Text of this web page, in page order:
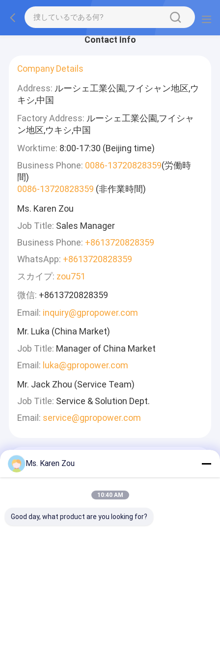
Contact Info
Company Details
Address: ルーシェ工業公園,フイシャン地区,ウ
キシ,中国
Factory Address: ルーシェ工業公園,フイシャ
ン地区,ウキシ,中国
Worktime: 8:00-17:30 (Beijing time)
Business Phone: 0086-13720828359(労働時
間)
0086-13720828359 (非作業時間)
Ms. Karen Zou
Job Title: Sales Manager
Business Phone: +8613720828359
WhatsApp: +8613720828359
スカイプ: zou751
微信: +8613720828359
Email: inquiry@gpropower.com
Mr. Luka (China Market)
Job Title: Manager of China Market
Email: luka@gpropower.com
Mr. Jack Zhou (Service Team)
Job Title: Service & Solution Dept.
Email: service@gpropower.com
Ms. Karen Zou
10:40 AM
Good day, what product are you looking for?